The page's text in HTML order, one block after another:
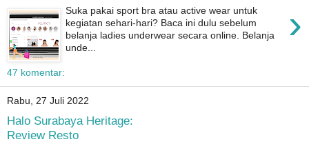
›
Suka pakai sport bra atau active wear untuk
kegiatan sehari-hari? Baca ini dulu sebelum
belanja ladies underwear secara online. Belanja
unde...
47 komentar:
Rabu, 27 Juli 2022
Halo Surabaya Heritage:
Review Resto